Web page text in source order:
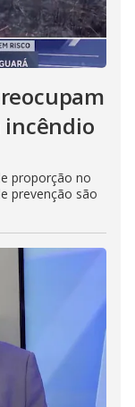
incêndio
proporção no
prevenção são